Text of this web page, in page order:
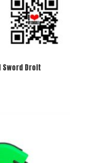
Sword Droit